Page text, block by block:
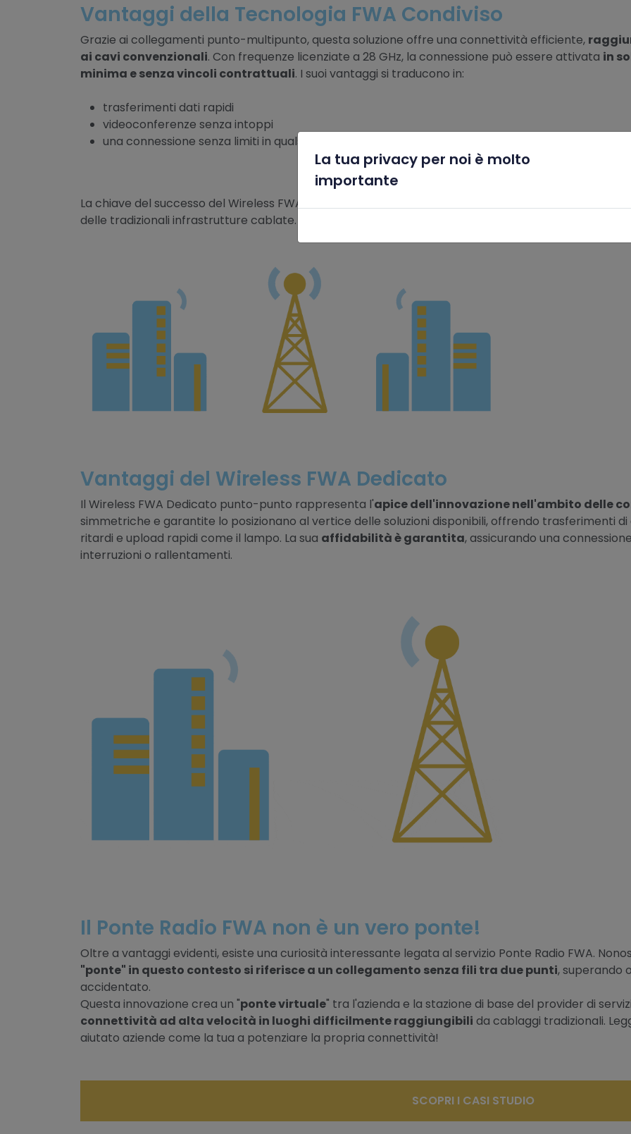
Vantaggi della Tecnologia FWA Condiviso
Grazie ai collegamenti punto-multipunto, questa soluzione offre una connettività efficiente,
ai cavi convenzionali. Con frequenze licenziate a 28 GHz, la connessione può essere attivata in
minima e senza vincoli contrattuali. I suoi vantaggi si traducono in:
trasferimenti dati rapidi
videoconferenze senza intoppi
una connessione senza limiti in qualsiasi punto geografico
La chiave del successo del Wireless FWA Condiviso risiede nella sua capacità di adattarsi alle
delle tradizionali infrastrutture cablate.
Vantaggi del Wireless FWA Dedicato
Il Wireless FWA Dedicato punto-punto rappresenta l'apice dell'innovazione nell'ambito delle
simmetriche e garantite lo posizionano al vertice delle soluzioni disponibili, offrendo trasferimenti
ritardi e upload rapidi come il lampo. La sua affidabilità è garantita, assicurando una
interruzioni o rallentamenti.
Il Ponte Radio FWA non è un vero ponte!
Oltre a vantaggi evidenti, esiste una curiosità interessante legata al servizio Ponte Radio FWA.
"ponte" in questo contesto si riferisce a un collegamento senza fili tra due punti, superando
accidentato.
Questa innovazione crea un "ponte virtuale" tra l'azienda e la stazione di base del provider di
connettività ad alta velocità in luoghi difficilmente raggiungibili da cablaggi tradizionali.
aiutato aziende come la tua a potenziare la propria connettività!
SCOPRI I CASI STUDIO
La tua privacy per noi è molto
importante